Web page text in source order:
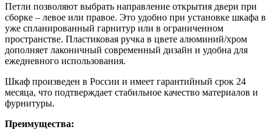
Петли позволяют выбрать направление открытия двери при
сборке – левое или правое. Это удобно при установке шкафа в
уже спланированный гарнитур или в ограниченном
пространстве. Пластиковая ручка в цвете алюминий/хром
дополняет лаконичный современный дизайн и удобна для
ежедневного использования.
Шкаф произведен в России и имеет гарантийный срок 24
месяца, что подтверждает стабильное качество материалов и
фурнитуры.
Преимущества: